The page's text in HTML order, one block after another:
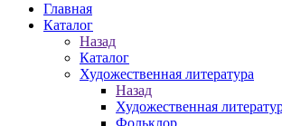
Главная
Каталог
Назад
Каталог
Художественная литература
Назад
Художественная
Фольклор